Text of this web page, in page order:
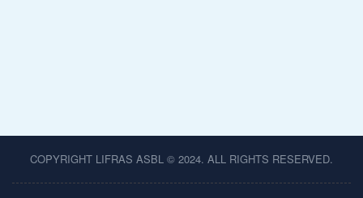
COPYRIGHT LIFRAS ASBL © 2024. ALL RIGHTS RESERVED.